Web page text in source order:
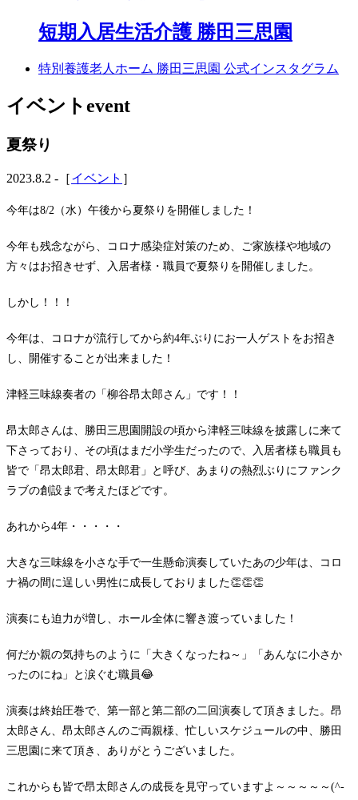
短期入居生活介護 勝田三思園
特別養護老人ホーム 勝田三思園 公式インスタグラム
イベントevent
夏祭り
2023.8.2 -［イベント ］
今年は8/2（水）午後から夏祭りを開催しました！
今年も残念ながら、コロナ感染症対策のため、ご家族様や地域の
方々はお招きせず、入居者様・職員で夏祭りを開催しました。
しかし！！！
今年は、コロナが流行してから約4年ぶりにお一人ゲストをお招き
し、開催することが出来ました！
津軽三味線奏者の「柳谷昂太郎さん」です！！
昂太郎さんは、勝田三思園開設の頃から津軽三味線を披露しに来て
下さっており、その頃はまだ小学生だったので、入居者様も職員も
皆で「昂太郎君、昂太郎君」と呼び、あまりの熱烈ぶりにファンク
ラブの創設まで考えたほどです。
あれから4年・・・・・
大きな三味線を小さな手で一生懸命演奏していたあの少年は、コロ
ナ禍の間に逞しい男性に成長しておりました👏👏👏
演奏にも迫力が増し、ホール全体に響き渡っていました！
何だか親の気持ちのように「大きくなったね～」「あんなに小さか
ったのにね」と涙ぐむ職員😂
演奏は終始圧巻で、第一部と第二部の二回演奏して頂きました。昂
太郎さん、昂太郎さんのご両親様、忙しいスケジュールの中、勝田
三思園に来て頂き、ありがとうございました。
これからも皆で昂太郎さんの成長を見守っていますよ～～～～～(^-